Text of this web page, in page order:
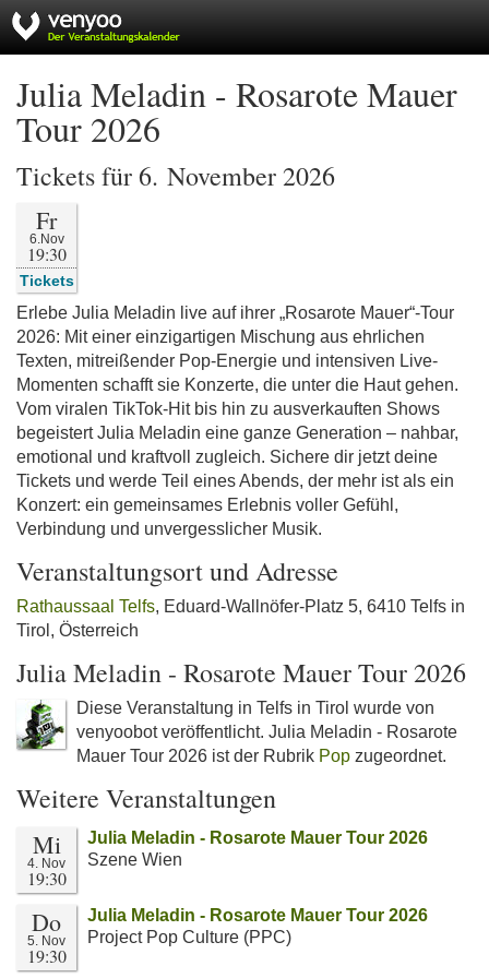
Julia Meladin - Rosarote Mauer
Tour 2026
Tickets für 6. November 2026
Fr
6.Nov
19:30
Tickets
Erlebe Julia Meladin live auf ihrer „Rosarote Mauer“-Tour
2026: Mit einer einzigartigen Mischung aus ehrlichen
Texten, mitreißender Pop-Energie und intensiven Live-
Momenten schafft sie Konzerte, die unter die Haut gehen.
Vom viralen TikTok-Hit bis hin zu ausverkauften Shows
begeistert Julia Meladin eine ganze Generation – nahbar,
emotional und kraftvoll zugleich. Sichere dir jetzt deine
Tickets und werde Teil eines Abends, der mehr ist als ein
Konzert: ein gemeinsames Erlebnis voller Gefühl,
Verbindung und unvergesslicher Musik.
Veranstaltungsort und Adresse
Rathaussaal Telfs, Eduard-Wallnöfer-Platz 5, 6410 Telfs in
Tirol, Österreich
Julia Meladin - Rosarote Mauer Tour 2026
Diese Veranstaltung in Telfs in Tirol wurde von
venyoobot veröffentlicht. Julia Meladin - Rosarote
Mauer Tour 2026 ist der Rubrik Pop zugeordnet.
Weitere Veranstaltungen
Mi
4. Nov
19:30
Julia Meladin - Rosarote Mauer Tour 2026
Szene Wien
Do
5. Nov
19:30
Julia Meladin - Rosarote Mauer Tour 2026
Project Pop Culture (PPC)